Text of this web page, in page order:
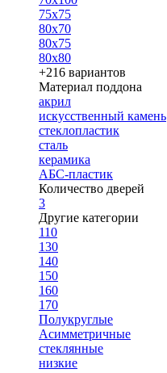
75х75
80х70
80х75
80х80
+216 вариантов
Материал поддона
акрил
искусственный камень
стеклопластик
сталь
керамика
АБС-пластик
Количество дверей
3
Другие категории
110
130
140
150
160
170
Полукруглые
Асимметричные
стеклянные
низкие